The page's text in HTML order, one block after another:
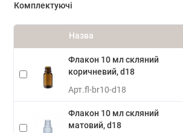
Комплектуючі
Назва
Флакон 10 мл скляний
коричневий, d18
Арт.fl-br10-d18
Флакон 10 мл скляний
матовий, d18